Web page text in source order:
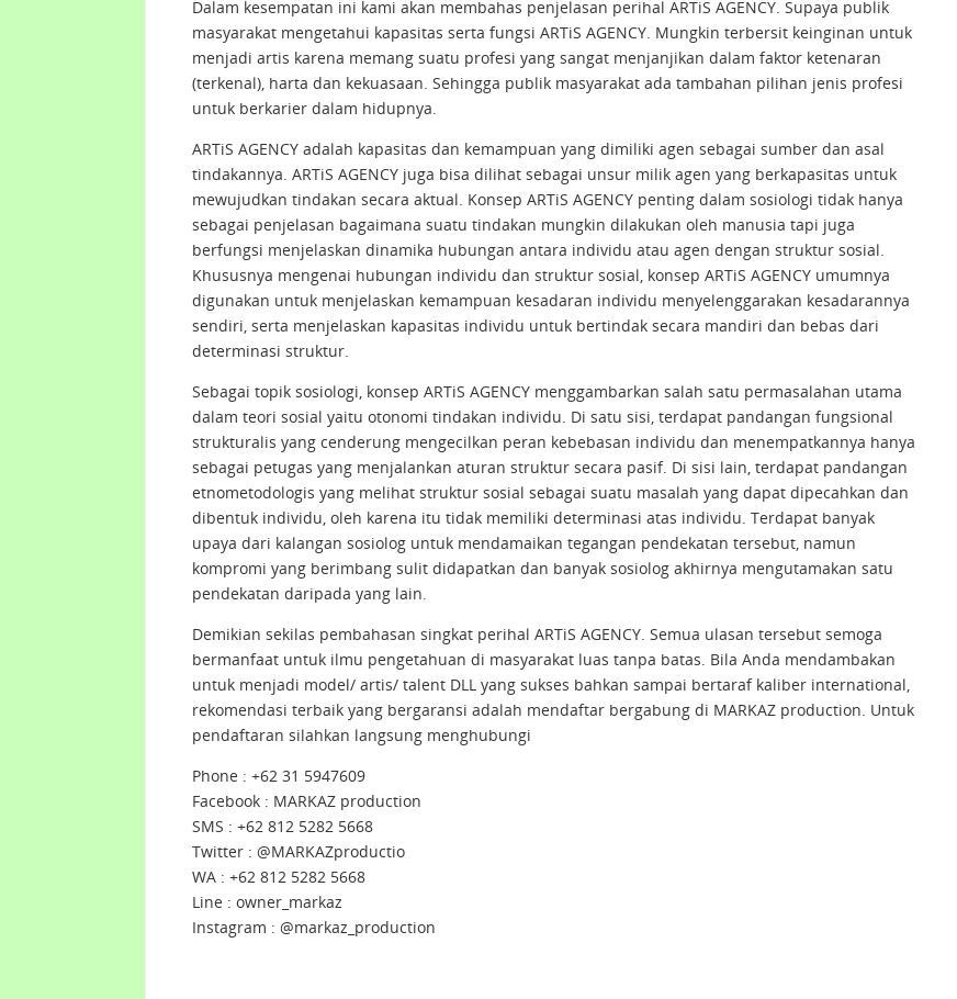
Dalam kesempatan ini kami akan membahas penjelasan perihal ARTiS AGENCY. Supaya publik
masyarakat mengetahui kapasitas serta fungsi ARTiS AGENCY. Mungkin terbersit keinginan untuk
menjadi artis karena memang suatu profesi yang sangat menjanjikan dalam faktor ketenaran
(terkenal), harta dan kekuasaan. Sehingga publik masyarakat ada tambahan pilihan jenis profesi
untuk berkarier dalam hidupnya.
ARTiS AGENCY adalah kapasitas dan kemampuan yang dimiliki agen sebagai sumber dan asal
tindakannya. ARTiS AGENCY juga bisa dilihat sebagai unsur milik agen yang berkapasitas untuk
mewujudkan tindakan secara aktual. Konsep ARTiS AGENCY penting dalam sosiologi tidak hanya
sebagai penjelasan bagaimana suatu tindakan mungkin dilakukan oleh manusia tapi juga
berfungsi menjelaskan dinamika hubungan antara individu atau agen dengan struktur sosial.
Khususnya mengenai hubungan individu dan struktur sosial, konsep ARTiS AGENCY umumnya
digunakan untuk menjelaskan kemampuan kesadaran individu menyelenggarakan kesadarannya
sendiri, serta menjelaskan kapasitas individu untuk bertindak secara mandiri dan bebas dari
determinasi struktur.
Sebagai topik sosiologi, konsep ARTiS AGENCY menggambarkan salah satu permasalahan utama
dalam teori sosial yaitu otonomi tindakan individu. Di satu sisi, terdapat pandangan fungsional
strukturalis yang cenderung mengecilkan peran kebebasan individu dan menempatkannya hanya
sebagai petugas yang menjalankan aturan struktur secara pasif. Di sisi lain, terdapat pandangan
etnometodologis yang melihat struktur sosial sebagai suatu masalah yang dapat dipecahkan dan
dibentuk individu, oleh karena itu tidak memiliki determinasi atas individu. Terdapat banyak
upaya dari kalangan sosiolog untuk mendamaikan tegangan pendekatan tersebut, namun
kompromi yang berimbang sulit didapatkan dan banyak sosiolog akhirnya mengutamakan satu
pendekatan daripada yang lain.
Demikian sekilas pembahasan singkat perihal ARTiS AGENCY. Semua ulasan tersebut semoga
bermanfaat untuk ilmu pengetahuan di masyarakat luas tanpa batas. Bila Anda mendambakan
untuk menjadi model/ artis/ talent DLL yang sukses bahkan sampai bertaraf kaliber international,
rekomendasi terbaik yang bergaransi adalah mendaftar bergabung di MARKAZ production. Untuk
pendaftaran silahkan langsung menghubungi
Phone : +62 31 5947609
Facebook : MARKAZ production
SMS : +62 812 5282 5668
Twitter : @MARKAZproductio
WA : +62 812 5282 5668
Line : owner_markaz
Instagram : @markaz_production